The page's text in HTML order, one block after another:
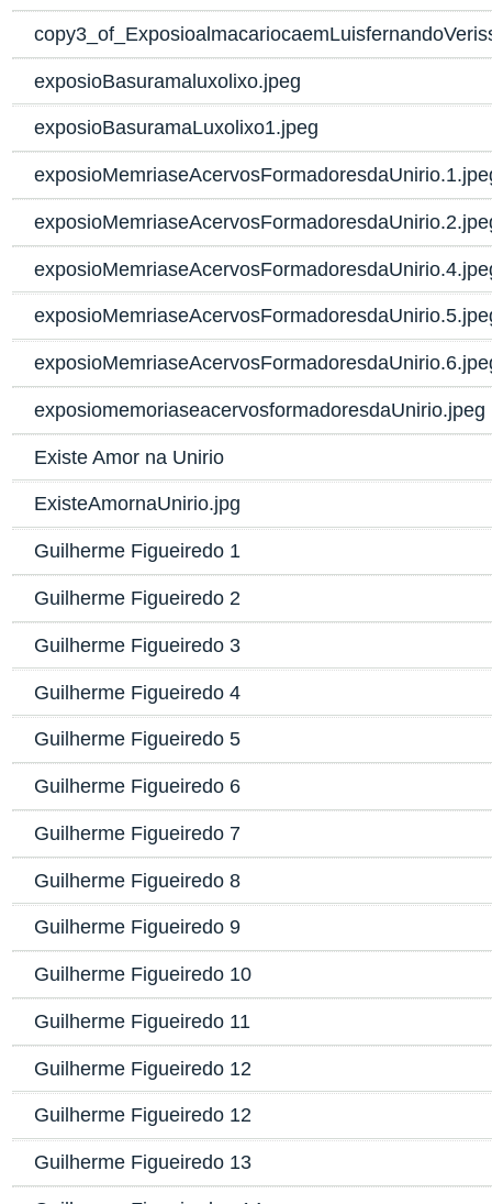
exposioBasuramaluxolixo.jpeg
exposioBasuramaLuxolixo1.jpeg
exposiomemoriaseacervosformadoresdaUnirio.jpeg
Existe Amor na Unirio
ExisteAmornaUnirio.jpg
Guilherme Figueiredo 1
Guilherme Figueiredo 2
Guilherme Figueiredo 3
Guilherme Figueiredo 4
Guilherme Figueiredo 5
Guilherme Figueiredo 6
Guilherme Figueiredo 7
Guilherme Figueiredo 8
Guilherme Figueiredo 9
Guilherme Figueiredo 10
Guilherme Figueiredo 11
Guilherme Figueiredo 12
Guilherme Figueiredo 12
Guilherme Figueiredo 13